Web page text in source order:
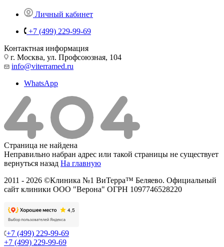
Личный кабинет
+7 (499) 229-99-69
Контактная информация
г. Москва, ул. Профсоюзная, 104
info@viterramed.ru
WhatsApp
Страница не найдена
Неправильно набран адрес или такой страницы не существует
вернуться назад На главную
2011 - 2026 ©Клиника №1 ВиТерра™ Беляево. Официальный
сайт клиники ООО "Верона" ОГРН 1097746528220
+7 (499) 229-99-69
+7 (499) 229-99-69